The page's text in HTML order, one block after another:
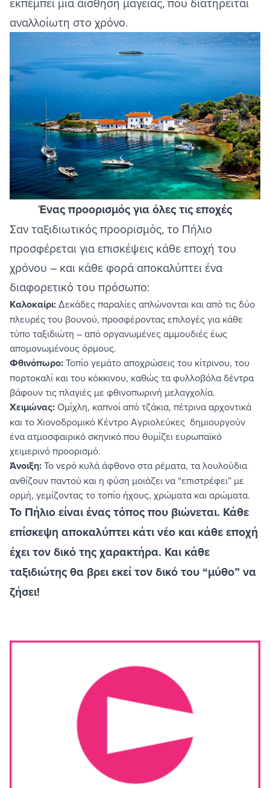
αναλλοίωτη στο χρόνο.
Image
Ένας προορισμός για όλες τις εποχές
Σαν ταξιδιωτικός προορισμός, το Πήλιο
προσφέρεται για επισκέψεις κάθε εποχή του
χρόνου – και κάθε φορά αποκαλύπτει ένα
διαφορετικό του πρόσωπο:
Καλοκαίρι:Δεκάδες παραλίες απλώνονται και από τις δύο
πλευρές του βουνού, προσφέροντας επιλογές για κάθε
τύπο ταξιδιώτη – από οργανωμένες αμμουδιές έως
απομονωμένους όρμους.
Φθινόπωρο:Τοπίο γεμάτο αποχρώσεις του κίτρινου, του
πορτοκαλί και του κόκκινου, καθώς τα φυλλοβόλα δέντρα
βάφουν τις πλαγιές με φθινοπωρινή μελαγχολία.
Χειμώνας:Ομίχλη, καπνοί από τζάκια, πέτρινα αρχοντικά
και τοΧιονοδρομικό Κέντρο Αγριολεύκες δημιουργούν
ένα ατμοσφαιρικό σκηνικό που θυμίζει ευρωπαϊκό
χειμερινό προορισμό.
Άνοιξη:Το νερό κυλά άφθονο στα ρέματα, τα λουλούδια
ανθίζουν παντού και η φύση μοιάζει να “επιστρέφει” με
ορμή, γεμίζοντας το τοπίο ήχους, χρώματα και αρώματα.
Το Πήλιο είναι ένας τόπος που βιώνεται. Κάθε
επίσκεψη αποκαλύπτει κάτι νέο και κάθε εποχή
έχει τον δικό της χαρακτήρα. Και κάθε
ταξιδιώτης θα βρει εκεί τον δικό του “μύθο” να
ζήσει!